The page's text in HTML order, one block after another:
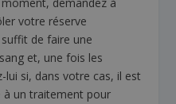
votre réserve
suffit de faire une
et, une fois les
si, dans votre cas, il est
à un traitement pour